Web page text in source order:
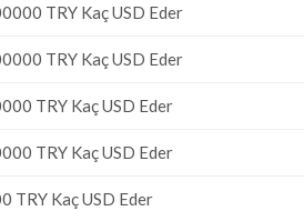
TRY Kaç USD Eder
TRY Kaç USD Eder
TRY Kaç USD Eder
TRY Kaç USD Eder
TRY Kaç USD Eder